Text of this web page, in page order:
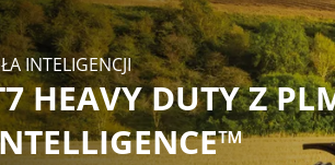
INTELIGENCJI
HEAVY DUTY Z